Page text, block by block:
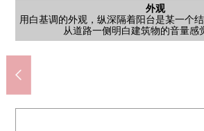
外观
用白基调的外观，纵深隔着阳台是某一个
从道路一侧明白建筑物的音量感
客厅
有开放式厨房的LDK。视线用白基调到内
客厅
面向阳台，如果开放4.4张塌塌米西式房间
空间出生。容易取得家具配置的宽度，用
厨房
在开放式的厨房，看得见3份炉子和洗碗机
是一边瞭望LDK，一边容易把菜以及
是收纳被在三面镜的盥洗台确保的感觉清
备以及入浴之后的流迹线容易用白壁和木
的印象。
是亮的装修的浴室。浴缸横宽，并且清洗
容易做的构成看得见每天的入浴以及打扫
的利用的式样。
厕所
厕所有洗手器，并且也有收纳搁板，一下
用白基调明亮地是有干净的感
阳台
在有纵深的阳台，好像也容易做晒衣架以
见周围的建筑物，是一边感到户外空气，
风景
空隔着校园大大地脱落，是能瞭望低层的
物的距离，日中是容易感到明
室内
用西式房间6.0张塌塌米白基调明亮地有收
及在家的工作使用的印
室内
从面向西式房间6.0张塌塌米阳台的窗进入
易在卧室以及书斋使用的
室内
是光在从西式房间4.4张塌塌米窗的细长的
即使放床也容易确保流迹线
室内
是用西式房间4.4张塌塌米2面采光明亮地
米。放床以及桌子，是容易在卧室兼的
其他内省
是从走廊门口内部延长至的走廊。用白基
各室的出入换成的流迹
门口
在从走廊看的门口白基调的走廊，到内部
是到门大量，包房以及水周围被分开的流
共有部分
在大厅入口偏大的大厅入口，自然光从内
的墙和瓷砖地板迎接来客的空间
入口
在被在入口种植包围的入口，石头风格墙
印象。路径有能力承担，被感到进入住
有脚下在白色的外壁的中层Mansion有种
觉。从阳台一侧的串联意识到住戸的采光
出。
是也容易把自行车雨天时在有自行车停放
钉在的环境。容易每隔区划排队，是容易
象。
停车场
平地放，能在前面对待停车场，高汤入
有建筑物旁处的过道宽度，是容易确认车
赤羽站(JR东日本东北本线(上野东
北区立都的北学园(约
Mybasket赤羽南2丁目商店(
杉药房赤羽南商店(约